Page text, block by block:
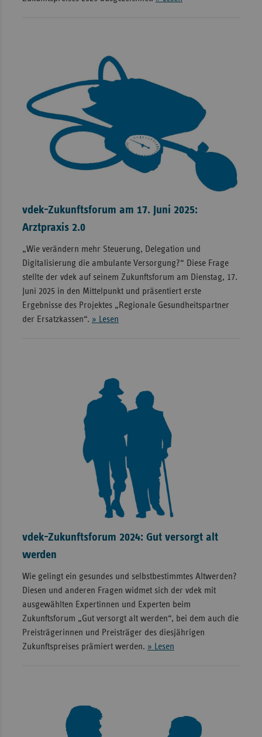
vdek-Zukunftsforum am 17. Juni 2025:
Arztpraxis 2.0
„Wie verändern mehr Steuerung, Delegation und
Digitalisierung die ambulante Versorgung?“ Diese Frage
stellte der vdek auf seinem Zukunftsforum am Dienstag, 17.
Juni 2025 in den Mittelpunkt und präsentiert erste
Ergebnisse des Projektes „Regionale Gesundheitspartner
der Ersatzkassen“. » Lesen
vdek-Zukunftsforum 2024: Gut versorgt alt
werden
Wie gelingt ein gesundes und selbstbestimmtes Altwerden?
Diesen und anderen Fragen widmet sich der vdek mit
ausgewählten Expertinnen und Experten beim
Zukunftsforum „Gut versorgt alt werden“, bei dem auch die
Preisträgerinnen und Preisträger des diesjährigen
Zukunftspreises prämiert werden. » Lesen